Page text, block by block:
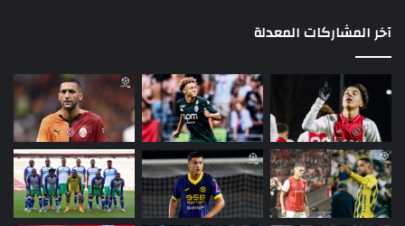
آخر المشاركات المعدلة